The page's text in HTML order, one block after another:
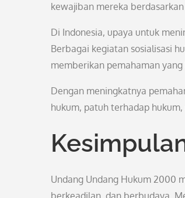
kewajiban mereka
Di Indonesia, upaya untuk
Berbagai kegiatan sosialisasi
memberikan pemahaman
Dengan meningkatnya
hukum, patuh terhadap
Undang Undang Hukum 2000
berkeadilan, dan berbudaya.